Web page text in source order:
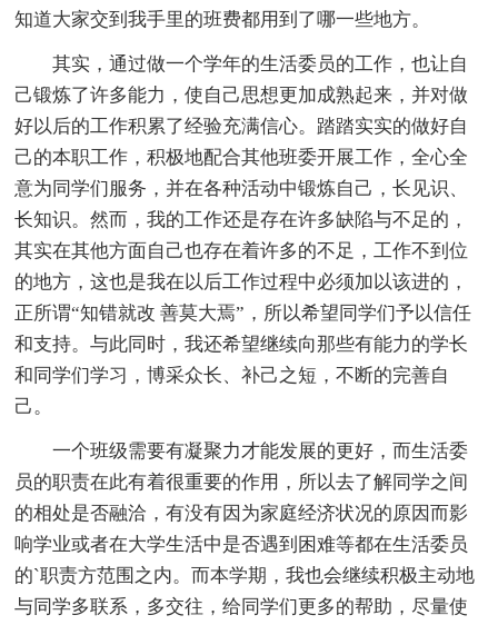
知道大家交到我手里的班费都用到了哪一些地方。
其实，通过做一个学年的生活委员的工作，也让自
己锻炼了许多能力，使自己思想更加成熟起来，并对做
好以后的工作积累了经验充满信心。踏踏实实的做好自
己的本职工作，积极地配合其他班委开展工作，全心全
意为同学们服务，并在各种活动中锻炼自己，长见识、
长知识。然而，我的工作还是存在许多缺陷与不足的，
其实在其他方面自己也存在着许多的不足，工作不到位
的地方，这也是我在以后工作过程中必须加以该进的，
正所谓“知错就改 善莫大焉”，所以希望同学们予以信任
和支持。与此同时，我还希望继续向那些有能力的学长
和同学们学习，博采众长、补己之短，不断的完善自
己。
一个班级需要有凝聚力才能发展的更好，而生活委
员的职责在此有着很重要的作用，所以去了解同学之间
的相处是否融洽，有没有因为家庭经济状况的原因而影
响学业或者在大学生活中是否遇到困难等都在生活委员
的`职责方范围之内。而本学期，我也会继续积极主动地
与同学多联系，多交往，给同学们更多的帮助，尽量使